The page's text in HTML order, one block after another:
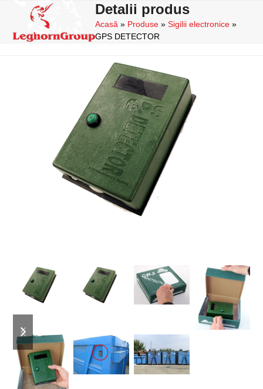
content
Open
mobile
Close
mobile
Detalii produs
Acasă » Produse »Sigilii electronice »
GPS DETECTOR
slide
slide